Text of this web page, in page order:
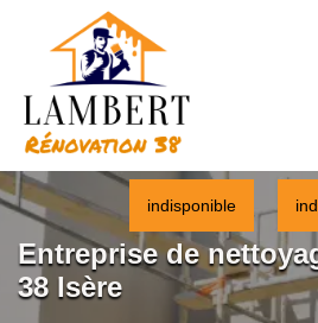
indisponible
Entreprise de
38 Isère